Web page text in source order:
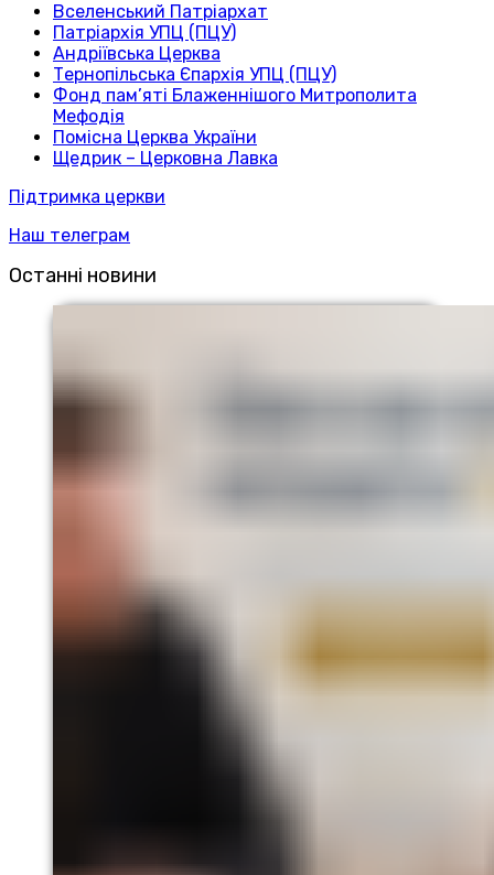
Вселенський Патріархат
Патріархія УПЦ (ПЦУ)
Андріївська Церква
Тернопільська Єпархія УПЦ (ПЦУ)
Фонд пам’яті Блаженнішого Митрополита
Мефодія
Помісна Церква України
Щедрик – Церковна Лавка
Підтримка церкви
Наш телеграм
Останні новини